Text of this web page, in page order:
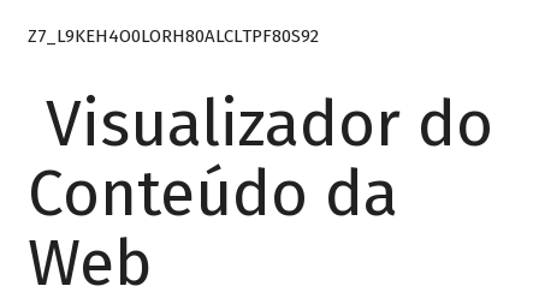
Z7_L9KEH4O0LORH80ALCLTPF80S92
Visualizador do
Conteúdo da
Web